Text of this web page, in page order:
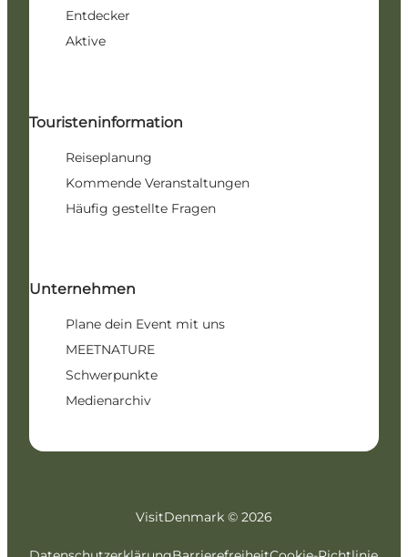
Entdecker
Aktive
Touristeninformation
Reiseplanung
Kommende Veranstaltungen
Häufig gestellte Fragen
Unternehmen
Plane dein Event mit uns
MEETNATURE
Schwerpunkte
Medienarchiv
VisitDenmark © 2026